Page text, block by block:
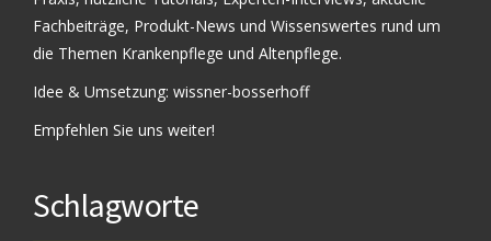
Fachbeiträge, Produkt-News und Wissenswertes rund um
die Themen Krankenpflege und Altenpflege.
Idee & Umsetzung: wissner-bosserhoff
Empfehlen Sie uns weiter!
Schlagworte